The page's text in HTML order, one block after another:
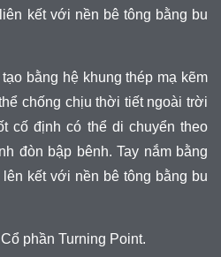
kết với nền bê tông bằng bu
bằng hệ khung thép mạ kẽm
chống chịu thời tiết ngoài trời
cố định có thể di chuyển theo
đòn bập bênh. Tay nắm bằng
kết với nền bê tông bằng bu
phần Turning Point.